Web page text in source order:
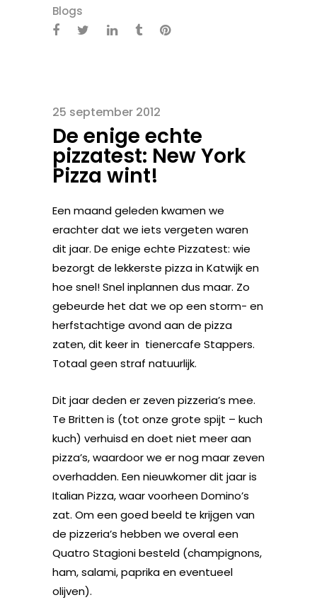
Blogs
25 september 2012
De enige echte
pizzatest: New York
Pizza wint!
Een maand geleden kwamen we
erachter dat we iets vergeten waren
dit jaar. De enige echte Pizzatest: wie
bezorgt de lekkerste pizza in Katwijk en
hoe snel! Snel inplannen dus maar. Zo
gebeurde het dat we op een storm- en
herfstachtige avond aan de pizza
zaten, dit keer in tienercafe Stappers.
Totaal geen straf natuurlijk.
Dit jaar deden er zeven pizzeria’s mee.
Te Britten is (tot onze grote spijt – kuch
kuch) verhuisd en doet niet meer aan
pizza’s, waardoor we er nog maar zeven
overhadden. Een nieuwkomer dit jaar is
Italian Pizza, waar voorheen Domino’s
zat. Om een goed beeld te krijgen van
de pizzeria’s hebben we overal een
Quatro Stagioni besteld (champignons,
ham, salami, paprika en eventueel
olijven).